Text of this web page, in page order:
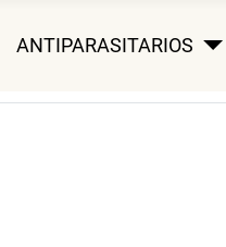
ANTIPARASITARIOS